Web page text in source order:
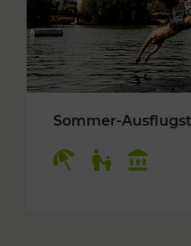
Sommer-